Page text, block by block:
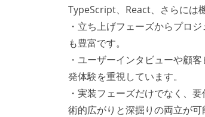
TypeScript、React、さらには
・立ち上げフェーズからプロ
も豊富です。
・ユーザーインタビューや顧
発体験を重視しています。
・実装フェーズだけでなく、
術的広がりと深掘りの両立が可